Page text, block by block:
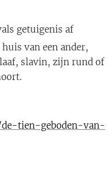
getuigenis af
van een ander,
slavin, zijn rund of
tien-geboden-van-